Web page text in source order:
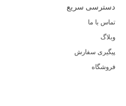
باکیفیت، در تولید انواع اواپراتور،
توانسته گامی بلند در جهت ارتقاء
سردخانه‌ای کشور بردارد.
دسترسی سریع
تماس با ما
وبلاگ
پیگیری سفارش
فروشگاه